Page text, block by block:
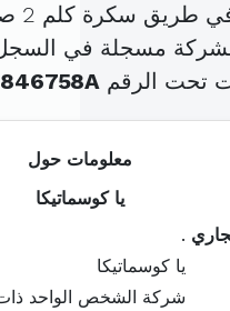
مسجلة في
تحت الرقم
معلومات حول
يا كوسماتيكا
.
يا كوسماتيكا
شركة الشخص الواحد